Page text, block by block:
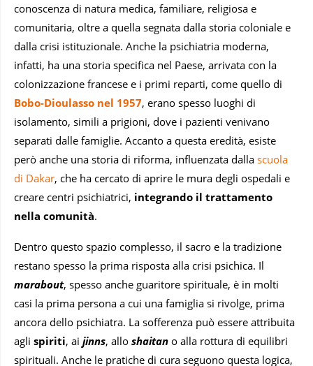
conoscenza di natura medica, familiare, religiosa e
comunitaria, oltre a quella segnata dalla storia coloniale e
dalla crisi istituzionale. Anche la psichiatria moderna,
infatti, ha una storia specifica nel Paese, arrivata con la
colonizzazione francese e i primi reparti, come quello di
Bobo-Dioulasso nel 1957, erano spesso luoghi di
isolamento, simili a prigioni, dove i pazienti venivano
separati dalle famiglie. Accanto a questa eredità, esiste
però anche una storia di riforma, influenzata dalla scuola
di Dakar, che ha cercato di aprire le mura degli ospedali e
creare centri psichiatrici, integrando il trattamento
nella comunità.
Dentro questo spazio complesso, il sacro e la tradizione
restano spesso la prima risposta alla crisi psichica. Il
marabout, spesso anche guaritore spirituale, è in molti
casi la prima persona a cui una famiglia si rivolge, prima
ancora dello psichiatra. La sofferenza può essere attribuita
agli spiriti, ai jinns, allo shaitan o alla rottura di equilibri
spirituali. Anche le pratiche di cura seguono questa logica,